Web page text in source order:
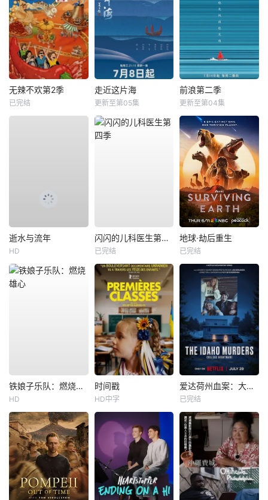
无辣不欢第2季
已完结
走近这片海
更新至第05集
前浪第二季
更新至第04集
逝水与流年
HD
闪闪的儿科医生第四季
已完结
地球·劫后重生
已完结
铁娘子乐队：燃烧雄心
HD
时间戳
HD中字
爱达荷州血案：大学梦魇
已完结